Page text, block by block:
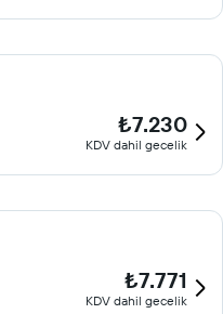
₺7.230
KDV dahil gecelik
₺7.771
KDV dahil gecelik